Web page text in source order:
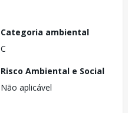
Categoria ambiental
C
Risco Ambiental e Social
Não aplicável